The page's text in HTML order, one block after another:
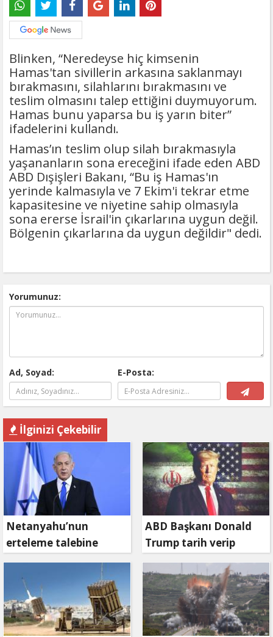
Blinken, “Neredeyse hiç kimsenin
Hamas'tan sivillerin arkasına saklanmayı
bırakmasını, silahlarını bırakmasını ve
teslim olmasını talep ettiğini duymuyorum.
Hamas bunu yaparsa bu iş yarın biter”
ifadelerini kullandı.
Hamas’ın teslim olup silah bırakmasıyla
yaşananların sona ereceğini ifade eden ABD
ABD Dışişleri Bakanı, “Bu iş Hamas'ın
yerinde kalmasıyla ve 7 Ekim'i tekrar etme
kapasitesine ve niyetine sahip olmasıyla
sona ererse İsrail'in çıkarlarına uygun değil.
Bölgenin çıkarlarına da uygun değildir" dedi.
Yorumunuz:
Ad, Soyad: E-Posta:
İlginizi Çekebilir
Netanyahu’nun
erteleme talebine
mahkemeden ret
ABD Başkanı Donald
Trump tarih verip
duyurdu: Savaş ne
zaman bitecek?